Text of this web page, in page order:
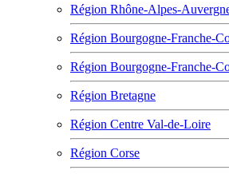
Région Rhône-Alpes-
Région Bourgogne-Franche-
Région Bourgogne-Franche-
Région Bretagne
Région Centre Val-de-Loire
Région Corse